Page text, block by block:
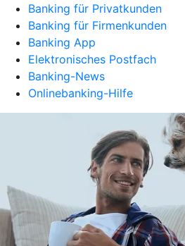
Banking für Privatkunden
Banking für Firmenkunden
Banking App
Elektronisches Postfach
Banking-News
Onlinebanking-Hilfe